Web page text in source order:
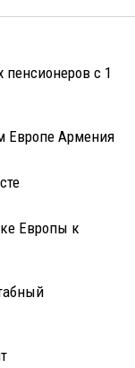
с 1
Европе Армения
Европы к